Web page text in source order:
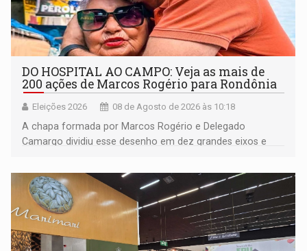
DO HOSPITAL AO CAMPO: Veja as mais de
200 ações de Marcos Rogério para Rondônia
Eleições 2026 08 de Agosto de 2026 às 10:18
A chapa formada por Marcos Rogério e Delegado
Camargo dividiu esse desenho em dez grandes eixos e